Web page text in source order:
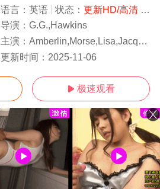
语言： 英语 状态： 更新HD/高清- 免费在线观看
导演： G.G.,Hawkins
主演： Amberlin,Morse,Lisa,Jacqueline,Starrett,Madison,Lanesey
更新时间： 2025-11-06
 极速观看